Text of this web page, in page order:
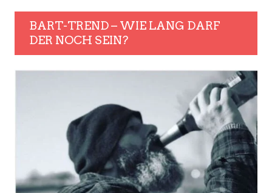
BART-TREND – WIE LANG DARF
DER NOCH SEIN?